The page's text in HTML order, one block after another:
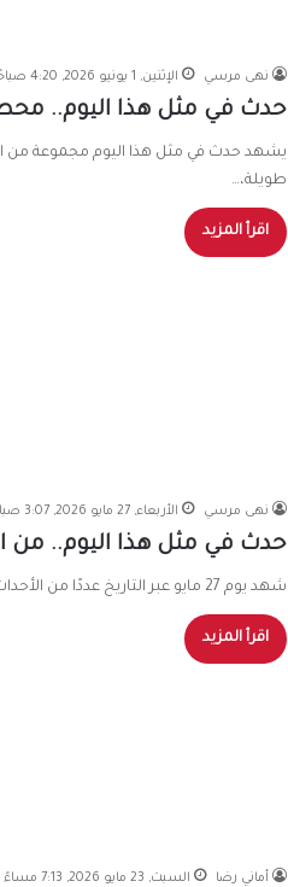
نهى مرسي الإثنين, 1 يونيو 2026, 4:20 صباحًا
حدث في مثل هذا اليوم..
يشهد حدث في مثل هذا اليوم مجموعة من
طويلة،…
اقرأ المزيد
نهى مرسي الأربعاء, 27 مايو 2026, 3:07 صباحًا
حدث في مثل هذا اليوم.. من
شهد يوم 27 مايو عبر التاريخ عددًا من الأحداث المهمة التي تركت أثرًا سياسيًا وإنسانيًا وعلميًا كبيرًا، بداية من الرحلات…
اقرأ المزيد
أماني رضا السبت, 23 مايو 2026, 7:13 مساءً